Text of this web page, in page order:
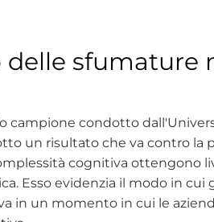
delle sfumature
condotto
un risultato che va contro la
cognitiva ottengono
Esso evidenzia il modo in
in un momento in cui le